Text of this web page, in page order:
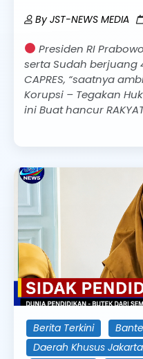
ByJST-NEWS MEDIA
Presiden RI
serta Sudah berjuang
CAPRES, “saatnya
Korupsi – Tegakan
ini Buat hancur
Berita Terkini
Daerah Khusus Jakarta